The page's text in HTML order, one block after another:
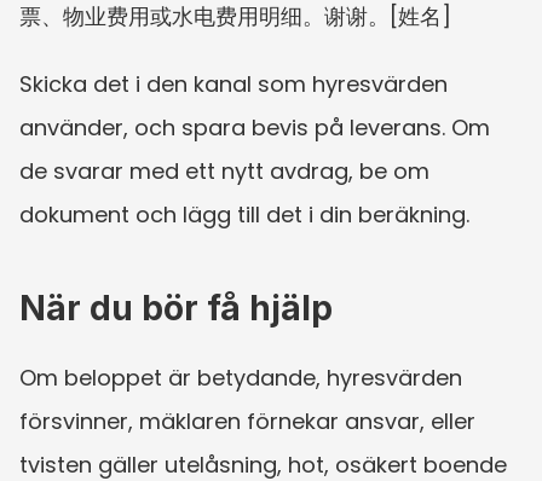
票、物业费用或水电费用明细。谢谢。[姓名]
Skicka det i den kanal som hyresvärden
använder, och spara bevis på leverans. Om
de svarar med ett nytt avdrag, be om
dokument och lägg till det i din beräkning.
När du bör få hjälp
Om beloppet är betydande, hyresvärden
försvinner, mäklaren förnekar ansvar, eller
tvisten gäller utelåsning, hot, osäkert boende